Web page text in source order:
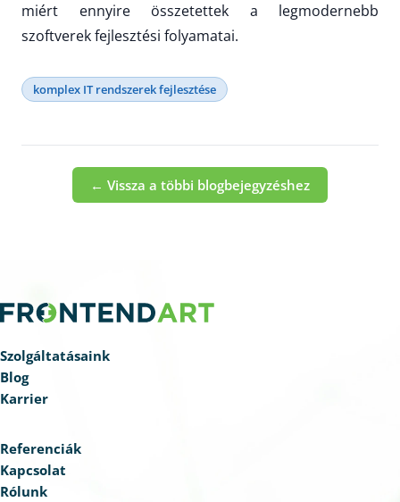
miért ennyire összetettek a legmodernebb
szoftverek fejlesztési folyamatai.
komplex IT rendszerek fejlesztése
← Vissza a többi blogbejegyzéshez
Szolgáltatásaink
Blog
Karrier
Referenciák
Kapcsolat
Rólunk